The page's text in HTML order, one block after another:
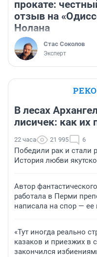
прокате:
отзыв на
Нолана
Стас Соколов
Эксперт
В лесах
лисичек: как их
22 часа 21 995 6
Победили рак и стали
История любви
Автор
работала в Перми
написала на спор — ее
«Тут иногда реально
казаков и приезжих в
закончился